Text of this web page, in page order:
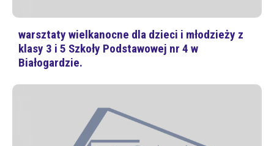
warsztaty wielkanocne dla dzieci i młodzieży z
klasy 3 i 5 Szkoły Podstawowej nr 4 w
Białogardzie.